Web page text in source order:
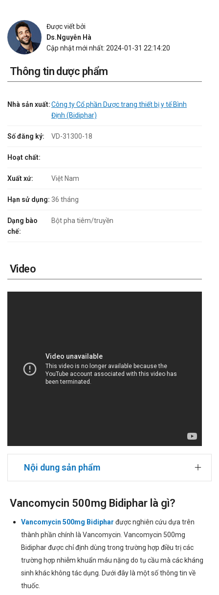
Được viết bởi
Ds.Nguyễn Hà
Cập nhật mới nhất: 2024-01-31 22:14:20
Thông tin dược phẩm
Nhà sản xuất:Công ty Cổ phần Dược trang thiết bị y tế Bình
Định (Bidiphar)
Số đăng ký: VD-31300-18
Hoạt chất:
Xuất xứ: Việt Nam
Hạn sử dụng: 36 tháng
Dạng bào
chế:
Bột pha tiêm/truyền
Video
Nội dung sản phẩm
Vancomycin 500mg Bidiphar là gì?
Vancomycin 500mg Bidiphar được nghiên cứu dựa trên
thành phần chính là Vancomycin. Vancomycin 500mg
Bidiphar được chỉ định dùng trong trường hợp điều trị các
trường hợp nhiễm khuẩn máu nặng do tụ cầu mà các kháng
sinh khác không tác dụng. Dưới đây là một số thông tin về
thuốc.